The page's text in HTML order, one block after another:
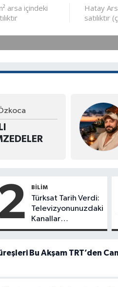
BILIM
Türksat Tarih Verdi:
Televizyonunuzdaki
Kanallar
Kaybolacak!
Bu Akşam TRT’den